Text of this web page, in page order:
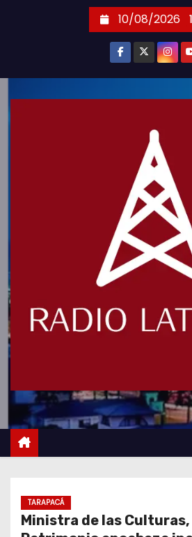
10/08/2026
TARAPACÁ
Ministra de las Culturas,